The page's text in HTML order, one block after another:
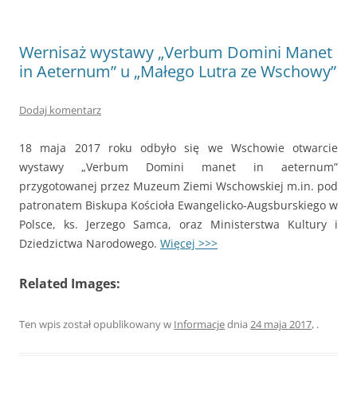
Wernisaż wystawy „Verbum Domini Manet
in Aeternum” u „Małego Lutra ze Wschowy”
Dodaj komentarz
18 maja 2017 roku odbyło się we Wschowie otwarcie
wystawy „Verbum Domini manet in aeternum”
przygotowanej przez Muzeum Ziemi Wschowskiej m.in. pod
patronatem Biskupa Kościoła Ewangelicko-Augsburskiego w
Polsce, ks. Jerzego Samca, oraz Ministerstwa Kultury i
Dziedzictwa Narodowego. Więcej >>>
Related Images:
Ten wpis został opublikowany w Informacjednia 24 maja 2017, .